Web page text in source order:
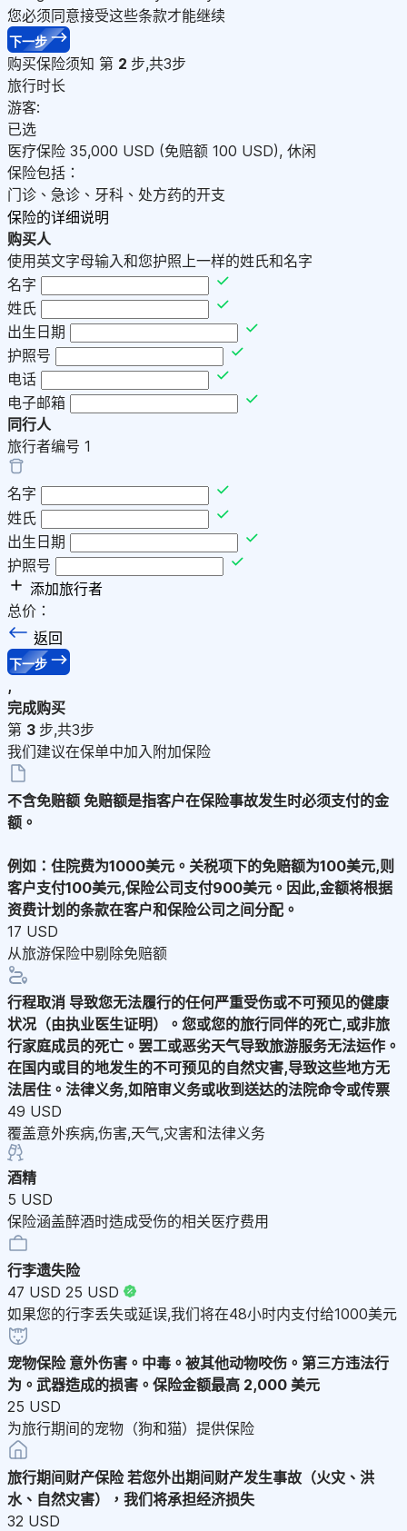
您必须同意接受这些条款才能继续
下一步
购买保险须知 第 2 步,共3步
旅行时长
游客:
已选
医疗保险 35,000 USD (免赔额 100 USD), 休闲
保险包括：
门诊、急诊、牙科、处方药的开支
保险的详细说明
购买人
使用英文字母输入和您护照上一样的姓氏和名字
名字
姓氏
出生日期
护照号
电话
电子邮箱
同行人
旅行者编号 1
名字
姓氏
出生日期
护照号
添加旅行者
总价：
返回
下一步
,
完成购买
第 3 步,共3步
我们建议在保单中加入附加保险
不含免赔额 免赔额是指客户在保险事故发生时必须支付的金
额。
例如：住院费为1000美元。关税项下的免赔额为100美元,则
客户支付100美元,保险公司支付900美元。因此,金额将根据
资费计划的条款在客户和保险公司之间分配。
17 USD
从旅游保险中剔除免赔额
行程取消 导致您无法履行的任何严重受伤或不可预见的健康
状况（由执业医生证明）。您或您的旅行同伴的死亡,或非旅
行家庭成员的死亡。罢工或恶劣天气导致旅游服务无法运作。
在国内或目的地发生的不可预见的自然灾害,导致这些地方无
法居住。法律义务,如陪审义务或收到送达的法院命令或传票
49 USD
覆盖意外疾病,伤害,天气,灾害和法律义务
酒精
5 USD
保险涵盖醉酒时造成受伤的相关医疗费用
行李遗失险
47 USD 25 USD
如果您的行李丢失或延误,我们将在48小时内支付给1000美元
宠物保险 意外伤害。中毒。被其他动物咬伤。第三方违法行
为。武器造成的损害。保险金额最高 2,000 美元
25 USD
为旅行期间的宠物（狗和猫）提供保险
旅行期间财产保险 若您外出期间财产发生事故（火灾、洪
水、自然灾害），我们将承担经济损失
32 USD